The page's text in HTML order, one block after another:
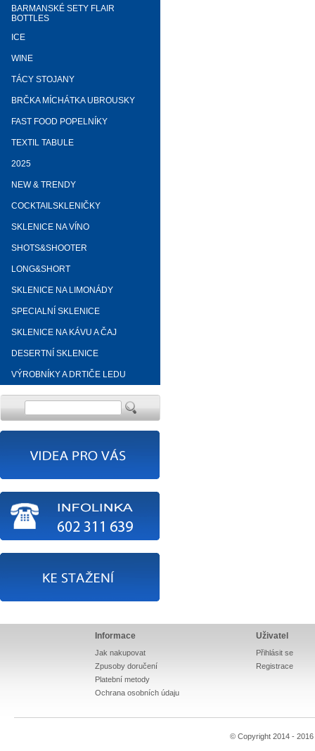
BARMANSKÉ SETY FLAIR
BOTTLES
ICE
WINE
TÁCY STOJANY
BRČKA MÍCHÁTKA UBROUSKY
FAST FOOD POPELNÍKY
TEXTIL TABULE
2025
NEW & TRENDY
COCKTAILSKLENIČKY
SKLENICE NA VÍNO
SHOTS&SHOOTER
LONG&SHORT
SKLENICE NA LIMONÁDY
SPECIALNÍ SKLENICE
SKLENICE NA KÁVU A ČAJ
DESERTNÍ SKLENICE
VÝROBNÍKY A DRTIČE LEDU
Informace
Jak nakupovat
Zpusoby doručení
Platební metody
Ochrana osobních údaju
Uživatel
Přihlásit se
Registrace
© Copyright 2014 - 2016